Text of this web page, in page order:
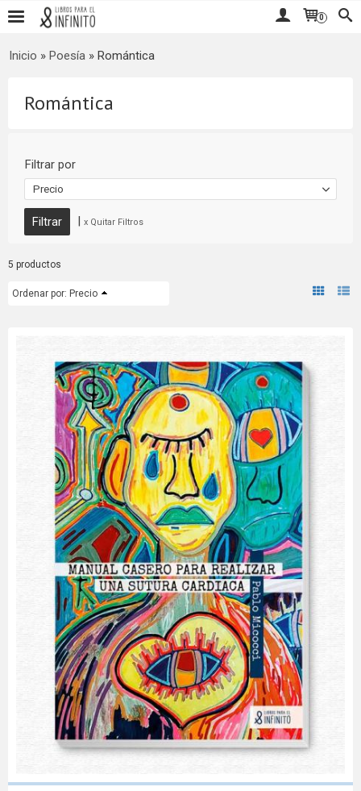
0
Inicio » Poesía » Romántica
Romántica
Filtrar por
Precio
| x Quitar Filtros
5 productos
Ordenar por: Precio